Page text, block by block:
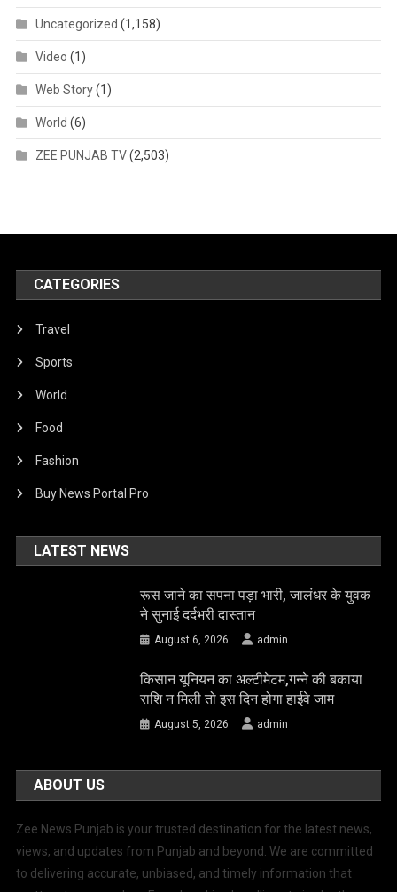
Uncategorized (1,158)
Video (1)
Web Story(1)
World (6)
ZEE PUNJAB TV(2,503)
CATEGORIES
Travel
Sports
World
Food
Fashion
Buy News Portal Pro
LATEST NEWS
रूस जाने का सपना पड़ा भारी, जालंधर के युवक
ने सुनाई दर्दभरी दास्तान
August 6, 2026 admin
किसान यूनियन का अल्टीमेटम,गन्ने की बकाया
राशि न मिली तो इस दिन होगा हाईवे जाम
August 5, 2026 admin
ABOUT US
Zee News Punjab is your trusted destination for the latest news,
views, and updates from Punjab and beyond. We are committed
to delivering accurate, unbiased, and timely information that